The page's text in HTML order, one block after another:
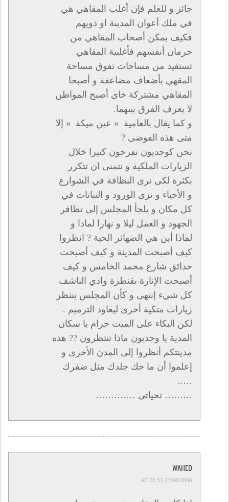
جائز و للعلم فإن أغلب المقاهي هي
في ملك أعوان المدينة او ذويهم
فكيف يمكن أصحاب المقاهي من
حرمان أنفسهم فأغلبية المقاهي
تستفيد من مساحات تفوق مساحة
المقهي بأضعاف مضاعفة و أصبحا
المقاهي مشتركة خاى أصبح المواطن
لا يعرف الفرق بينهما.
و كما يقال بالعامية » عين ميكة » إلا
متى هذه الفوضى ?
نحن كوجديون نفرحون كتيرا خلال
الزيارات الملكية و نتمنى ان تتكرر
بكثرة لكى نرى النظافة في الشوارع
و الأحياء و نرى الورود و النباتات في
كل مكان و يلجأ المجلس إلى تظافر
الجهود و العمل ليلا و نهارا لماذا و
لماذا أين هي الضهائر الحية ? انظروا
كيف أصبحت المدينة و كيف أصبحت
حدائق شارع محمد الخامس و كيف
أصبحت الإنارة بقنطرة وادي الناشف
كل شيء إنتهى و كأن المجلس ينتظر
زيارات متكية أخرى ليعاود الترميم .
لكن البكاء على الميت حرام يا سكان
المدية يا وجديون ماذا تنتظرون ?? هذه
مدينتكم أنظروا إلى المدن الأخرى و
إعلموا أن ما حك جلدك مثل ضفرك
…..
……… تحياتي ………….
WAHED
17/08/2008 AT 21:33